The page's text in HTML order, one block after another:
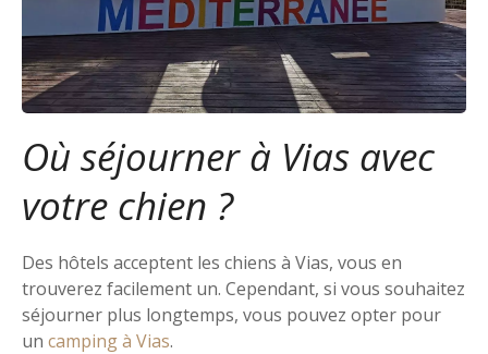
Où séjourner à Vias avec
votre chien ?
Des hôtels acceptent les chiens à Vias, vous en
trouverez facilement un. Cependant, si vous souhaitez
séjourner plus longtemps, vous pouvez opter pour
un camping à Vias.